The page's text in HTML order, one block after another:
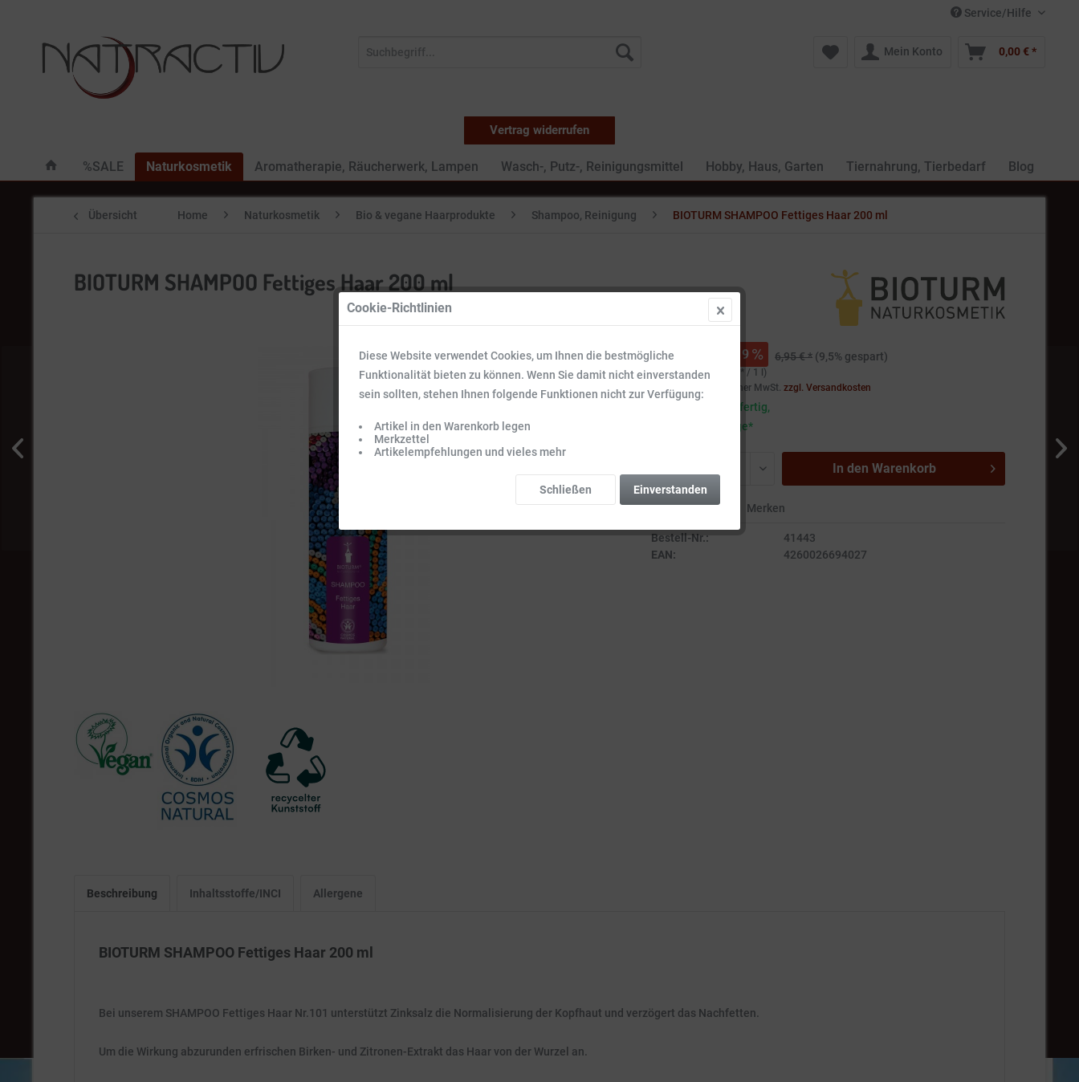
Service/Hilfe
Mein Konto 0,00 € *
Vertrag widerrufen
%SALE Naturkosmetik Aromatherapie, Räucherwerk, Lampen Wasch-, Putz-, Reinigungsmittel Hobby, Haus, Garten Tiernahrung, Tierbedarf Blog
Übersicht Home Naturkosmetik Bio & vegane Haarprodukte Shampoo, Reinigung BIOTURM SHAMPOO Fettiges Haar 200 ml
BIOTURM SHAMPOO Fettiges Haar 200 ml
6,29 € * 9 6,95 € * (9,5% gespart)
Inhalt:0.2 l (31,45 € * / 1 l)
Preise inkl. gesetzlicher MwSt.zzgl. Versandkosten
Sofort versandfertig,
Lieferzeit 3-5 Tage*
In den Warenkorb
Vergleichen Merken
Bestell-Nr.:
41443
EAN:
4260026694027
Beschreibung Inhaltsstoffe/INCI Allergene
BIOTURM SHAMPOO Fettiges Haar 200 ml
Bei unserem SHAMPOO Fettiges Haar Nr.101 unterstützt Zinksalz die Normalisierung der Kopfhaut und verzögert das Nachfetten.
Um die Wirkung abzurunden erfrischen Birken- und Zitronen-Extrakt das Haar von der Wurzel an.
Cookie-Richtlinien
Diese Website verwendet Cookies, um Ihnen die bestmögliche
Funktionalität bieten zu können. Wenn Sie damit nicht einverstanden
sein sollten, stehen Ihnen folgende Funktionen nicht zur Verfügung:
Artikel in den Warenkorb legen
Merkzettel
Artikelempfehlungen und vieles mehr
Einverstanden
Schließen